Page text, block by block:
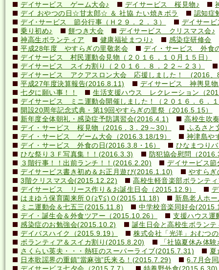
デイサービス ゲーム大会♪
デイサービス 桜見物♪
デイ おやつの日☆甘太郎☆ ＆ 社協 たい焼きボラ
認知症
デイ･サービス 節分行事（Ｈ２９．２．３）
デイサー
乗り初め♪
餅つき大会
デイサービス クリスマス会♪
神高生ボランティア
健康福祉まつり♪
感染症研修会
平成28年度 やすらぎの里敬老会
デイ・サービス 外食
デイサービス 村民運動会見物（２０１６，１０月１５日）
デイサービス スイカ割り（２０１６．８．２２～２３）
デイサービス アクアスロン大会 応援しました！ (2016、
平成27年度決算報告(2016.8.11)
デイサービス 神輿見物
七夕に願い事！！
生活支援ハウス レクレーション（
デイサービス ミニ運動会開催しました！（２０１６．６．
開設20周年記念式典・第19回やすらぎの里祭（2016.5.15）
新年度全体朝礼・感染症予防講習会(2016.4.1)
高校生吹
デイ・サービス 桜見物（2016．3．29～30）
ふるさと
デイ・サービス ゲーム大会（2016.3.18/19）
神津島や
デイ・サービス 外食の日(2016.3.8・16）
ひなまつり
ひな祭り３Ｆ写真集！！(2016.3.3)
防犯協会慰問（
３階行事！！出前ランチ！！(2016.2.20)
デイサービス
デイサービス書き初め＆お正月遊び(2016.1.10)
やすら
3階クリスマス会(2015.12.22)
高校生軽音楽部ボランテ
デイサービス リース作り＆お誕生日会（2015.12.9）
はまゆう保育園来所Ｏ(≧∇≦)Ｏ(2015.11.18)
新島老人ホ
ミニ運動会＆七五三(2015.11.8)
中学校音楽同好会
デイ・誕生会＆外食ツアー（2015.10.26）
支援ハウス運
感染症のお勉強会(2015.10.2)
誕生日会と高校生ボラン
デイバスハイク（2015.9.19）
株式会社「光洋」おむつ
ボランティア＆スイカ割り(2015.8.20)
「社協夏休み体
さくらい英夫・・・熱狂のスーパーライブ(2015.7.31)
夏
日本歌謡界の重鎮”當麻強”氏来る！(2015.7.29)
6.7月合